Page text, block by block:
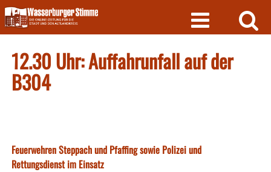
Skip
to
content
12.30 Uhr: Auffahrunfall auf der
B304
Feuerwehren Steppach und Pfaffing sowie Polizei und
Rettungsdienst im Einsatz